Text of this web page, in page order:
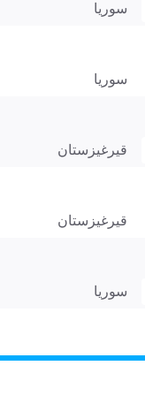
سوريا
سوريا
قيرغيزستان
قيرغيزستان
سوريا